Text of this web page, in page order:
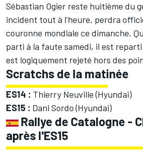
Sébastian Ogier reste huitième du
incident tout à l'heure, perdra
couronne mondiale ce dimanche.
parti à la faute samedi, il est
est logiquement rejeté hors des
Scratchs de la matinée
ES14 : Thierry Neuville (Hyundai)
ES15 : Dani Sordo (Hyundai)
Rallye de Catalogne -
après l'ES15